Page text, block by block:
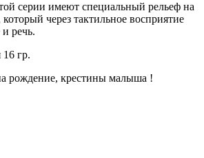
серии имеют специальный рельеф на
через тактильное восприятие
речь.
гр.
рождение, крестины малыша !